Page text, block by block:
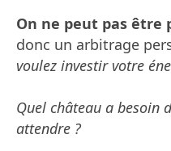
On ne peut pas être
donc un arbitrage
voulez investir votre
Quel château a besoin
attendre ?